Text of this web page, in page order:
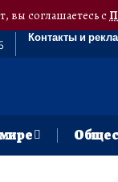
вы соглашаетесь с
Контакты и